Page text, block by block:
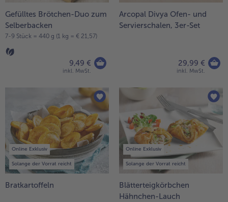
Weiterempfehlen &
Gefülltes Brötchen-Duo zum
Selberbacken
7-9 Stück = 440 g (1 kg = € 21,57)
9,49 €
inkl. MwSt.
Arcopal Divya Ofen- und
Servierschalen, 3er-Set
29,99 €
inkl. MwSt.
Online Exklusiv
Solange der Vorrat reicht
Bratkartoffeln
Online Exklusiv
Solange der Vorrat reicht
Blätterteigkörbchen
Hähnchen-Lauch